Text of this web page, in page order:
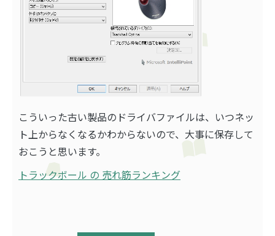
こういった古い製品のドライバファイルは、いつネッ
ト上からなくなるかわからないので、大事に保存して
おこうと思います。
トラックボール の 売れ筋ランキング